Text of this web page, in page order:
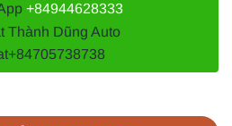
+84944628333
+84705738738
SANTAFE PREMIUM |